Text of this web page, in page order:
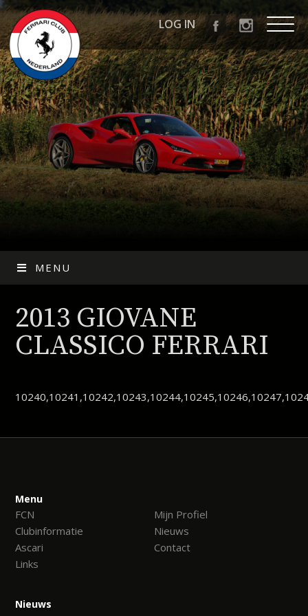
MENU
2013 GIOVANE
CLASSICO FERRARI
Menu
FCN
Mijn Profiel
Clubinformatie
Nieuws
Ascari
Contact
Links
Nieuws
LOG IN